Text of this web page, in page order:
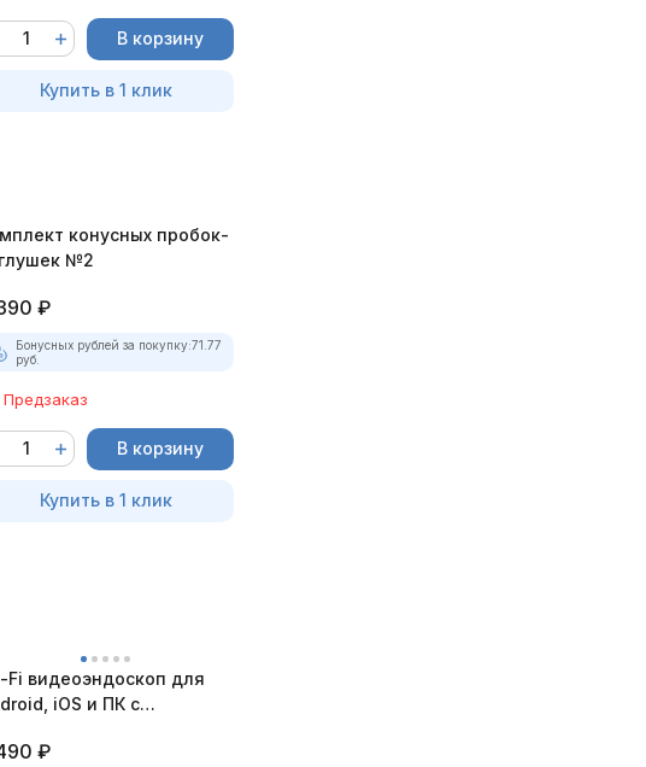
В корзину
Купить в 1 клик
конусных пробок-
№2
₽
Бонусных рублей за покупку:71.77
руб.
Предзаказ
В корзину
Купить в 1 клик
Fi видеоэндоскоп для
iOS и ПК с
₽